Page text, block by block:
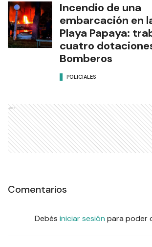
Incendio de una
embarcación en
Playa Papaya:
cuatro
Bomberos
POLICIALES
Ads
Comentarios
Debés iniciar sesión para poder